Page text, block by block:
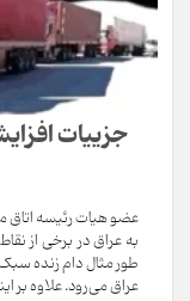
جزییات
عضو هیات رئیسه اتاق
به عراق در برخی از
طور مثال دام زنده
عراق می‌رود. علاوه بر